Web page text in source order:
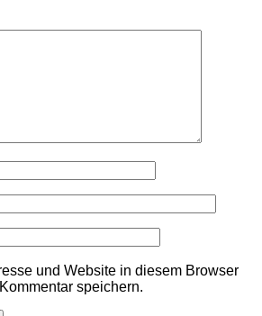
und Website in diesem Browser
speichern.